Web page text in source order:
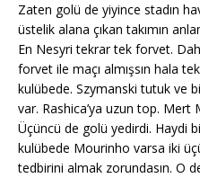
Zaten golü de yiyince stadın
üstelik alana çıkan takımın
En Nesyri tekrar tek forvet.
forvet ile maçı almışsın hala
kulübede. Szymanski tutuk ve
var. Rashica’ya uzun top. Mert
Üçüncü de golü yedirdi. Haydi
kulübede Mourinho varsa iki
tedbirini almak zorundasın. O